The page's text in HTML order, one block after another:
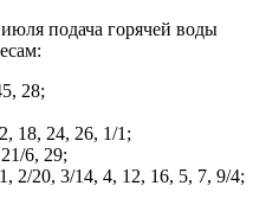
подача горячей воды
28;
18, 24, 26, 1/1;
6, 29;
2/20, 3/14, 4, 12, 16, 5, 7, 9/4;